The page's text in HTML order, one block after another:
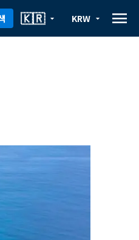
arrow_drop_down
🇰🇷 arrow_drop_down
KRW menu